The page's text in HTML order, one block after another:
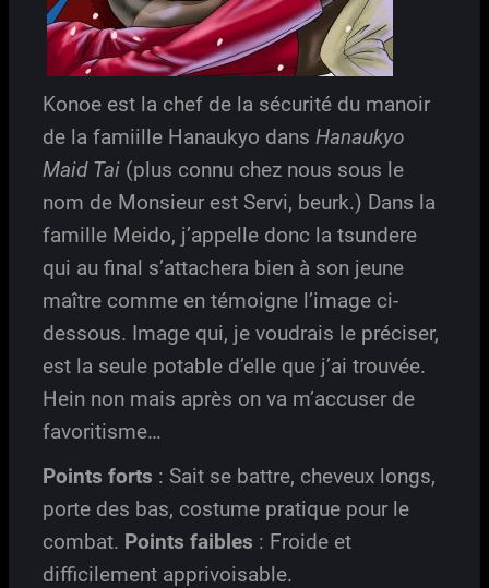
Konoe est la chef de la sécurité du manoir
de la famiille Hanaukyo dans Hanaukyo
Maid Tai (plus connu chez nous sous le
nom de Monsieur est Servi, beurk.) Dans la
famille Meido, j’appelle donc la tsundere
qui au final s’attachera bien à son jeune
maître comme en témoigne l’image ci-
dessous. Image qui, je voudrais le préciser,
est la seule potable d’elle que j’ai trouvée.
Hein non mais après on va m’accuser de
favoritisme…
Points forts : Sait se battre, cheveux longs,
porte des bas, costume pratique pour le
combat. Points faibles : Froide et
difficilement apprivoisable.